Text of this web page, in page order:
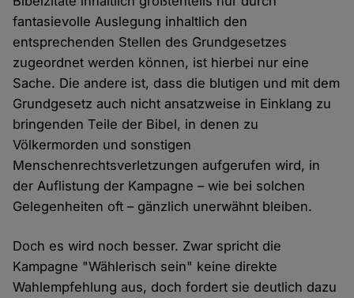
fantasievolle Auslegung inhaltlich den
entsprechenden Stellen des Grundgesetzes
zugeordnet werden können, ist hierbei nur eine
Sache. Die andere ist, dass die blutigen und mit dem
Grundgesetz auch nicht ansatzweise in Einklang zu
bringenden Teile der Bibel, in denen zu
Völkermorden und sonstigen
Menschenrechtsverletzungen aufgerufen wird, in
der Auflistung der Kampagne – wie bei solchen
Gelegenheiten oft – gänzlich unerwähnt bleiben.
Doch es wird noch besser. Zwar spricht die
Kampagne "Wählerisch sein" keine direkte
Wahlempfehlung aus, doch fordert sie deutlich dazu